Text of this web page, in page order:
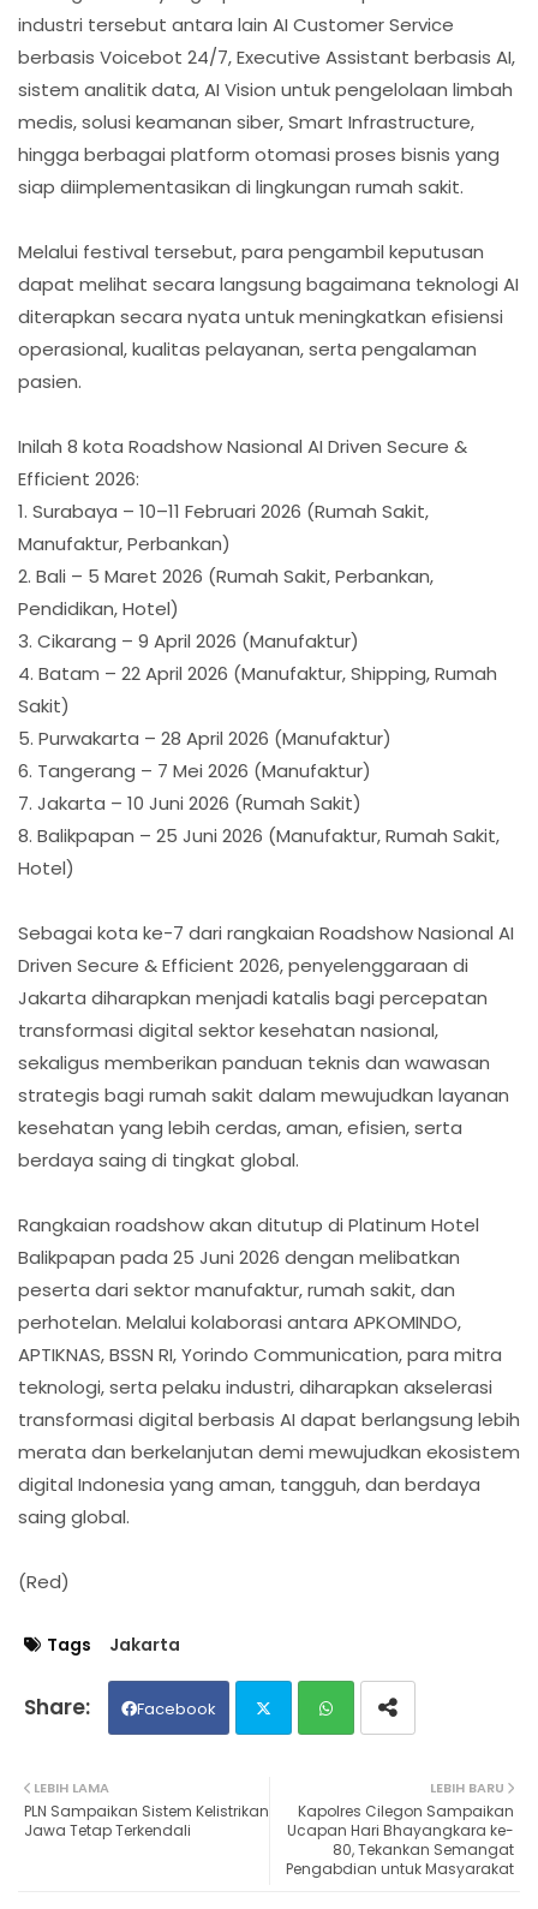
industri tersebut antara lain AI Customer Service
berbasis Voicebot 24/7, Executive Assistant berbasis AI,
sistem analitik data, AI Vision untuk pengelolaan limbah
medis, solusi keamanan siber, Smart Infrastructure,
hingga berbagai platform otomasi proses bisnis yang
siap diimplementasikan di lingkungan rumah sakit.
Melalui festival tersebut, para pengambil keputusan
dapat melihat secara langsung bagaimana teknologi AI
diterapkan secara nyata untuk meningkatkan efisiensi
operasional, kualitas pelayanan, serta pengalaman
pasien.
Inilah 8 kota Roadshow Nasional AI Driven Secure &
Efficient 2026:
1. Surabaya – 10–11 Februari 2026 (Rumah Sakit,
Manufaktur, Perbankan)
2. Bali – 5 Maret 2026 (Rumah Sakit, Perbankan,
Pendidikan, Hotel)
3. Cikarang – 9 April 2026 (Manufaktur)
4. Batam – 22 April 2026 (Manufaktur, Shipping, Rumah
Sakit)
5. Purwakarta – 28 April 2026 (Manufaktur)
6. Tangerang – 7 Mei 2026 (Manufaktur)
7. Jakarta – 10 Juni 2026 (Rumah Sakit)
8. Balikpapan – 25 Juni 2026 (Manufaktur, Rumah Sakit,
Hotel)
Sebagai kota ke-7 dari rangkaian Roadshow Nasional AI
Driven Secure & Efficient 2026, penyelenggaraan di
Jakarta diharapkan menjadi katalis bagi percepatan
transformasi digital sektor kesehatan nasional,
sekaligus memberikan panduan teknis dan wawasan
strategis bagi rumah sakit dalam mewujudkan layanan
kesehatan yang lebih cerdas, aman, efisien, serta
berdaya saing di tingkat global.
Rangkaian roadshow akan ditutup di Platinum Hotel
Balikpapan pada 25 Juni 2026 dengan melibatkan
peserta dari sektor manufaktur, rumah sakit, dan
perhotelan. Melalui kolaborasi antara APKOMINDO,
APTIKNAS, BSSN RI, Yorindo Communication, para mitra
teknologi, serta pelaku industri, diharapkan akselerasi
transformasi digital berbasis AI dapat berlangsung lebih
merata dan berkelanjutan demi mewujudkan ekosistem
digital Indonesia yang aman, tangguh, dan berdaya
saing global.
(Red)
Tags Jakarta
Facebook
ter ats
ap
LEBIH BARU
Kapolres Cilegon Sampaikan
Ucapan Hari Bhayangkara ke-
80, Tekankan Semangat
Pengabdian untuk Masyarakat
LEBIH LAMA
PLN Sampaikan Sistem Kelistrikan
Jawa Tetap Terkendali